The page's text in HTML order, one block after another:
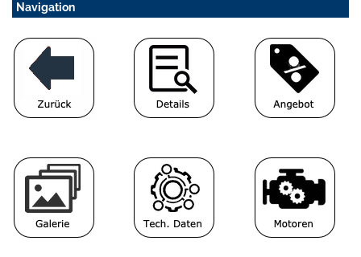
Navigation